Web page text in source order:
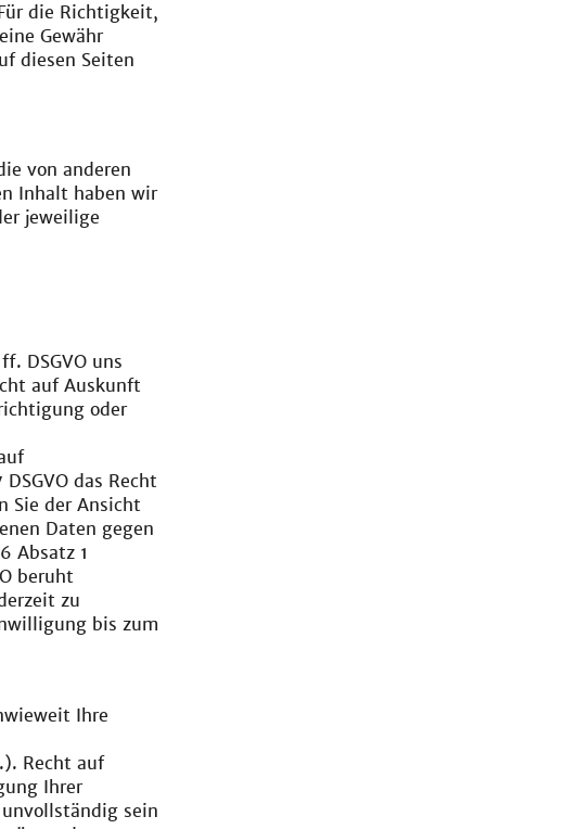
die Richtigkeit,
Gewähr
diesen Seiten
von anderen
Inhalt haben wir
jeweilige
DSGVO uns
auf Auskunft
oder
das Recht
Sie der Ansicht
Daten gegen
Absatz 1
beruht
zu
bis zum
Ihre
Recht auf
Ihrer
sein